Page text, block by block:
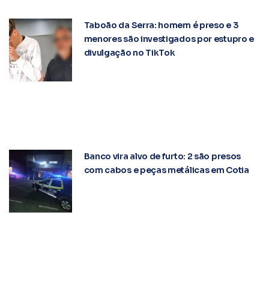
Taboão da Serra: homem é preso e 3
menores são investigados por estupro e
divulgação no TikTok
Banco vira alvo de furto: 2 são presos
com cabos e peças metálicas em Cotia